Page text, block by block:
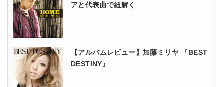
アと代表曲で紐解く
【アルバムレビュー】加藤ミリヤ 『BEST
DESTINY』